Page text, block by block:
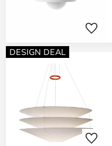
DESIGN DEAL